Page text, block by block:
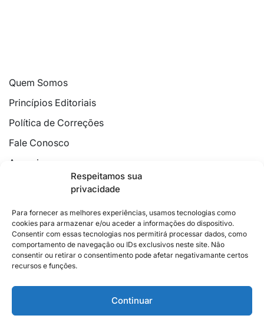
Respeitamos sua
privacidade
Para fornecer as melhores experiências, usamos tecnologias como
cookies para armazenar e/ou aceder a informações do dispositivo.
Consentir com essas tecnologias nos permitirá processar dados, como
comportamento de navegação ou IDs exclusivos neste site. Não
consentir ou retirar o consentimento pode afetar negativamante certos
recursos e funções.
Continuar
Quem Somos
Princípios Editoriais
Política de Correções
Fale Conosco
Anuncie
Política de Cookies
2026 © Feito com
no Espírito Santo.
PoderEditorialCidades
EconomiaPesquisas